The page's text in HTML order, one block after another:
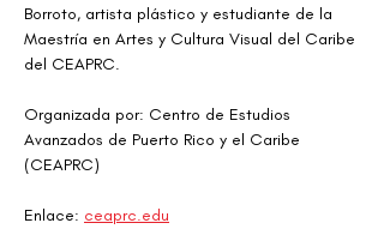
Borroto, artista plástico y estudiante de la
Maestría en Artes y Cultura Visual del Caribe
del CEAPRC.
Organizada por: Centro de Estudios
Avanzados de Puerto Rico y el Caribe
(CEAPRC)
Enlace: ceaprc.edu